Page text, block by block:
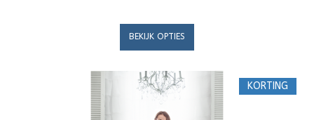
BEKIJK OPTIES
KORTING